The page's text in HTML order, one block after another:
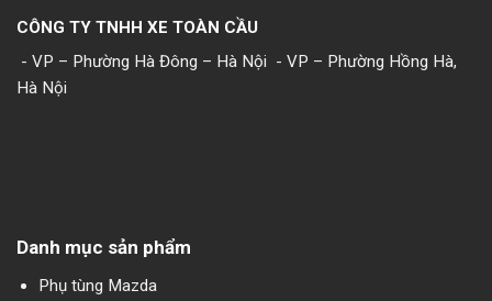
CÔNG TY TNHH XE TOÀN CẦU
- VP – Phường Hà Đông – Hà Nội - VP – Phường Hồng Hà,
Hà Nội
Danh mục sản phẩm
Phụ tùng Mazda